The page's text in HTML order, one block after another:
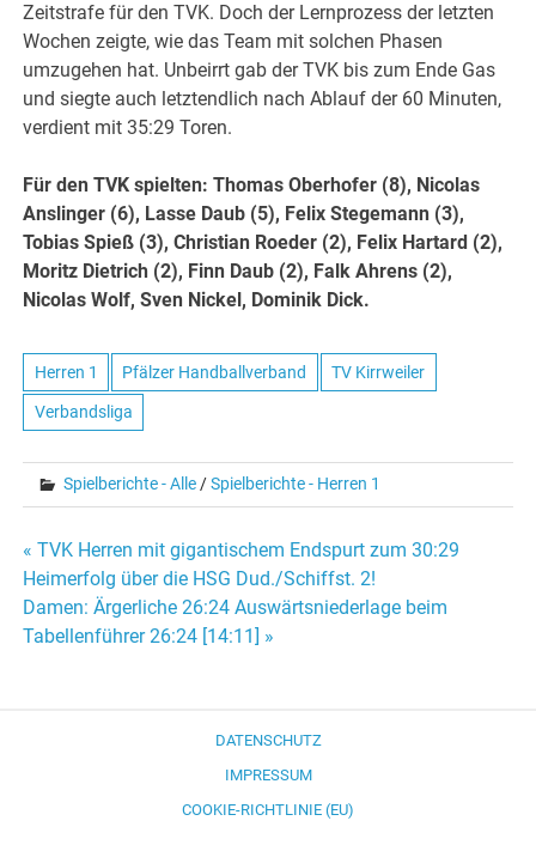
Zeitstrafe für den TVK. Doch der Lernprozess der letzten
Wochen zeigte, wie das Team mit solchen Phasen
umzugehen hat. Unbeirrt gab der TVK bis zum Ende Gas
und siegte auch letztendlich nach Ablauf der 60 Minuten,
verdient mit 35:29 Toren.
Für den TVK spielten: Thomas Oberhofer (8), Nicolas
Anslinger (6), Lasse Daub (5), Felix Stegemann (3),
Tobias Spieß (3), Christian Roeder (2), Felix Hartard (2),
Moritz Dietrich (2), Finn Daub (2), Falk Ahrens (2),
Nicolas Wolf, Sven Nickel, Dominik Dick.
Herren 1 Pfälzer Handballverband TV Kirrweiler
Verbandsliga
Spielberichte - Alle /Spielberichte - Herren 1
Beitragsnavigation
« TVK Herren mit gigantischem Endspurt zum 30:29
Heimerfolg über die HSG Dud./Schiffst. 2!
Damen: Ärgerliche 26:24 Auswärtsniederlage beim
Tabellenführer 26:24 [14:11] »
DATENSCHUTZ
IMPRESSUM
COOKIE-RICHTLINIE (EU)